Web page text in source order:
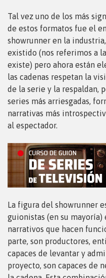
Tal vez uno de los más
de estos formatos fue el
showrunner en la
existido (nos referimos a
existe) pero ahora están
las cadenas respetan la
de la serie y la respaldan,
series más arriesgadas,
narrativas más
al espectador.
La figura del showrunner
guionistas (en su
narrativos que hacen
parte, son productores,
capaces de levantar y
proyecto, son capaces de